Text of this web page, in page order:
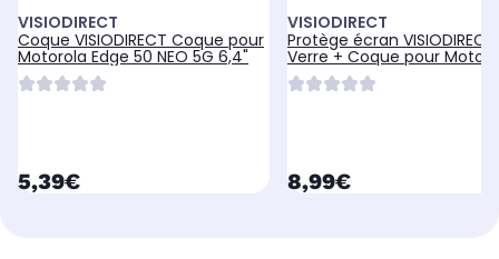
VISIODIRECT
Coque VISIODIRECT Coque pour
Motorola Edge 50 NEO 5G 6,4"
currentPrice
5,39€
VISIODIRECT
Protège écran VISIODIRECT
Verre + Coque pour
Edge 70
currentPrice
8,99€